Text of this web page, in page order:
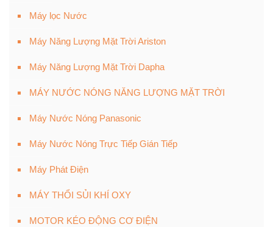
Máy lọc Nước
Máy Năng Lượng Mặt Trời Ariston
Máy Năng Lượng Mặt Trời Dapha
MÁY NƯỚC NÓNG NĂNG LƯỢNG MẶT TRỜI
Máy Nước Nóng Panasonic
Máy Nước Nóng Trực Tiếp Gián Tiếp
Máy Phát Điện
MÁY THỔI SỦI KHÍ OXY
MOTOR KÉO ĐỘNG CƠ ĐIỆN